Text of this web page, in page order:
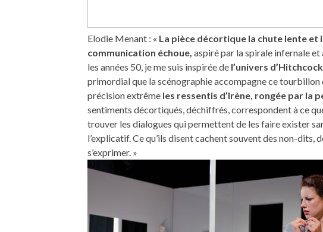
Elodie Menant : « La pièce décortique la chute lente et
communication échoue, aspiré par la spirale infernale
les années 50, je me suis inspirée de l’univers d’Hitchcock
primordial que la scénographie accompagne ce
précision extrême les ressentis d’Irène, rongée par la
sentiments décortiqués, déchiffrés, correspondent à ce
trouver les dialogues qui permettent de les faire exister
l’explicatif. Ce qu’ils disent cachent souvent des non-dits,
s’exprimer. »